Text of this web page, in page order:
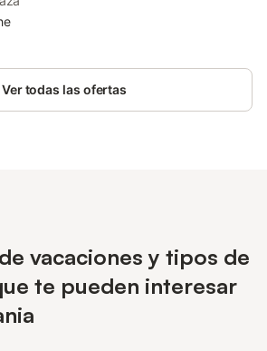
a housekeeping service.
Ver todas las ofertas
vacaciones y tipos de
te pueden interesar